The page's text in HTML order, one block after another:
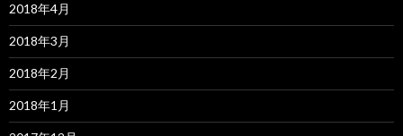
2018年4月
2018年3月
2018年2月
2018年1月